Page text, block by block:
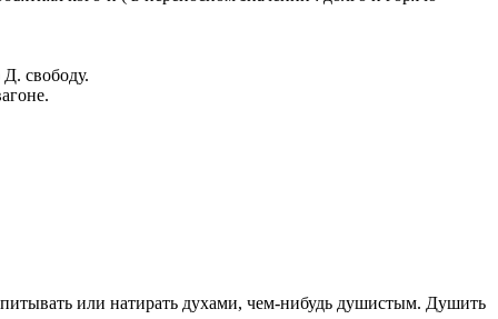
свободу.
или натирать духами, чем-нибудь душистым. Душить